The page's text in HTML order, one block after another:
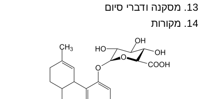
13. מסקנה ודברי סיום
14. מקורות